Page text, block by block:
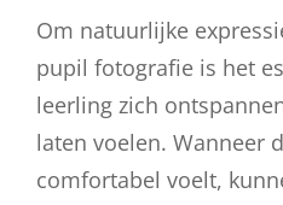
Om natuurlijke
pupil fotografie is het
leerling zich
laten voelen. Wanneer
comfortabel voelt,